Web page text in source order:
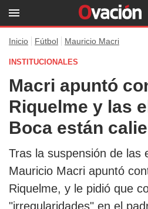
Inicio Fútbol Mauricio Macri
INSTITUCIONALES
Macri apuntó
Riquelme y las
Boca están
Tras la suspensión de las
Mauricio Macri apuntó
Riquelme, y le pidió que
"irregularidades" en el